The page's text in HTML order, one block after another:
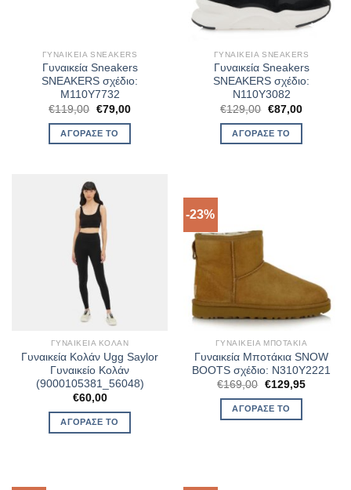
ΓΥΝΑΙΚΕΊΑ SNEAKERS
Γυναικεία Sneakers
SNEAKERS σχέδιο:
M110Y7732
€119,00 Original
price
was:
€119,00.
€79,00Η
ΑΓΌΡΑΣΈ ΤΟ
ΓΥΝΑΙΚΕΊΑ SNEAKERS
Γυναικεία Sneakers
SNEAKERS σχέδιο:
N110Y3082
€129,00 Original
price
was:
€129,00.
€87,00Η
ΑΓΌΡΑΣΈ ΤΟ
ΓΥΝΑΙΚΕΊΑ ΚΟΛΆΝ
Γυναικεία Κολάν Ugg Saylor
Γυναικείο Κολάν
(9000105381_56048)
€60,00
ΑΓΌΡΑΣΈ ΤΟ
-23%
ΓΥΝΑΙΚΕΊΑ ΜΠΟΤΆΚΙΑ
Γυναικεία Μποτάκια SNOW
BOOTS σχέδιο: N310Y2221
€169,00 Original
was:
€169,00.
€129,95Η
ΑΓΌΡΑΣΈ ΤΟ